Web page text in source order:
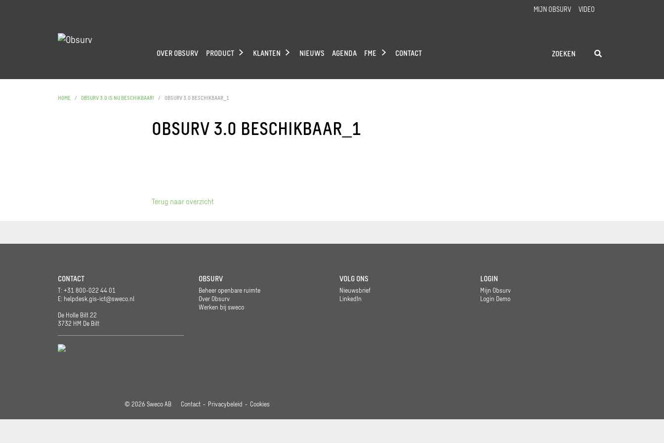
OVER OBSURV PRODUCT KLANTEN NIEUWS AGENDA FME CONTACT
MIJN OBSURV VIDEO
HOME OBSURV 3.0 IS NU BESCHIKBAAR! OBSURV 3.0 BESCHIKBAAR_1
OBSURV 3.0 BESCHIKBAAR_1
Terug naar overzicht
CONTACT
T: +31 800-022 44 01
E: helpdesk.gis-ict@sweco.nl
De Holle Bilt 22
3732 HM De Bilt
OBSURV
Beheer openbare ruimte
Over Obsurv
Werken bij sweco
VOLG ONS
Nieuwsbrief
LinkedIn
LOGIN
Mijn Obsurv
Login Demo
© 2026 Sweco AB Contact Privacybeleid Cookies